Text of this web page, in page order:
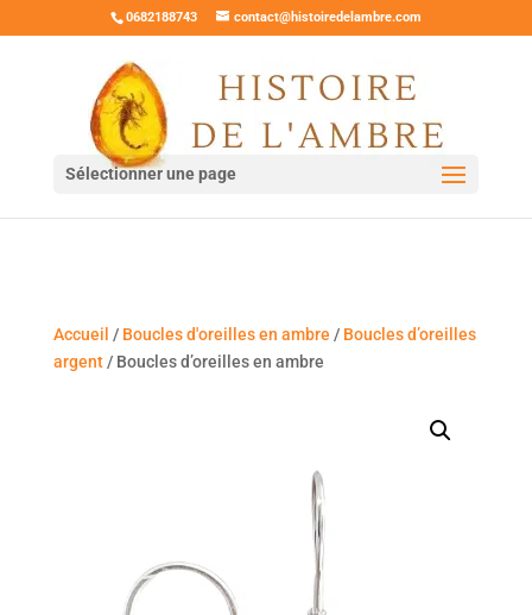
0682188743 contact@histoiredelambre.com
Sélectionner une page
Accueil / Boucles d'oreilles en ambre / Boucles d’oreilles
argent/ Boucles d’oreilles en ambre